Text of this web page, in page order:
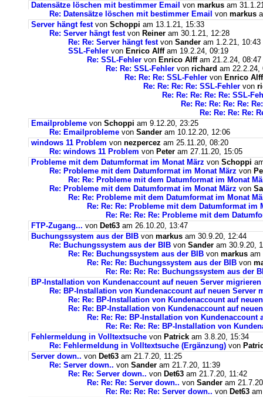
Datensätze löschen mit bestimmer Email von markus am
Re: Datensätze löschen mit bestimmer Email von markus
Server hängt festvon Schoppi am 13.1.21, 15:33
Re: Server hängt festvon Reiner am 30.1.21, 12:28
Re: Re: Server hängt festvon Sander am 1.2.21, 10:43
SSL-Fehler von Enrico Alffam 19.2.24, 09:19
Re: SSL-Fehler von Enrico Alffam 21.2.24, 08:47
Re: Re: SSL-Fehler von richard am 22.2.24,
Re: Re: Re: SSL-Fehler von Enrico Alff
Re: Re: Re: Re: SSL-Fehler von
Re: Re: Re: Re: Re: SSL-
Re: Re: Re: Re: Re:
Re: Re: Re: Re:
Emailprobleme von Schoppi am 9.12.20, 23:25
Re: Emailprobleme von Sander am 10.12.20, 12:06
windows 11 Problem von nezpercez am 25.11.20, 08:20
Re: windows 11 Problem von Peter am 27.11.20, 15:05
Probleme mit dem Datumformat im Monat März von Schoppi
Re: Probleme mit dem Datumformat im Monat März von
Re: Re: Probleme mit dem Datumformat im Monat
Re: Probleme mit dem Datumformat im Monat März von
Re: Re: Probleme mit dem Datumformat im Monat
Re: Re: Re: Probleme mit dem Datumformat im
Re: Re: Re: Re: Probleme mit dem
FTP-Zugang... von Det63 am 26.10.20, 13:47
Buchungssystem aus der BIB von markus am 30.9.20, 12:44
Re: Buchungssystem aus der BIB von Sander am 30.9.20,
Re: Re: Buchungssystem aus der BIB von markus am
Re: Re: Re: Buchungssystem aus der BIB von
Re: Re: Re: Re: Buchungssystem aus der
BP-Installation von Kundenaccount auf neuen Server migrieren
Re: BP-Installation von Kundenaccount auf neuen Server
Re: Re: BP-Installation von Kundenaccount auf
Re: Re: BP-Installation von Kundenaccount auf
Re: Re: Re: BP-Installation von Kundenaccount
Re: Re: Re: Re: BP-Installation von
Fehlermeldung in Volltextsuche von Patrick am 3.8.20, 15:34
Re: Fehlermeldung in Volltextsuche (Ergänzung) von
Server down.. von Det63 am 21.7.20, 11:25
Re: Server down.. von Sander am 21.7.20, 11:39
Re: Re: Server down.. von Det63 am 21.7.20, 11:42
Re: Re: Re: Server down.. von Sander am
Re: Re: Re: Re: Server down.. von Det63